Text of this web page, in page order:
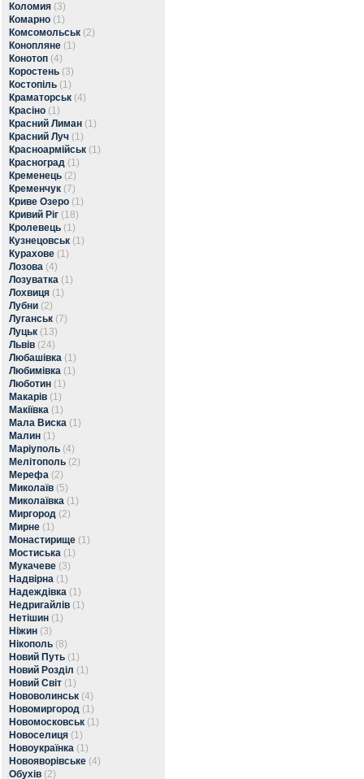
Коломия (3)
Комарно (1)
Комсомольськ (2)
Конопляне (1)
Конотоп (4)
Коростень (3)
Костопіль (1)
Краматорськ (4)
Красіно (1)
Красний Лиман (1)
Красний Луч (1)
Красноармійськ (1)
Красноград (1)
Кременець (2)
Кременчук (7)
Криве Озеро (1)
Кривий Ріг (18)
Кролевець (1)
Кузнецовськ (1)
Курахове (1)
Лозова (4)
Лозуватка (1)
Лохвиця (1)
Лубни (2)
Луганськ (7)
Луцьк (13)
Львів (24)
Любашівка (1)
Любимівка (1)
Люботин (1)
Макарів (1)
Макіївка (1)
Мала Виска (1)
Малин (1)
Маріуполь (4)
Мелітополь (2)
Мерефа (2)
Миколаїв (5)
Миколаївка (1)
Миргород (2)
Мирне (1)
Монастирище (1)
Мостиська (1)
Мукачеве (3)
Надвірна (1)
Надеждівка (1)
Недригайлів (1)
Нетішин (1)
Ніжин (3)
Нікополь (8)
Новий Путь (1)
Новий Розділ (1)
Новий Світ (1)
Нововолинськ (4)
Новомиргород (1)
Новомосковськ (1)
Новоселиця (1)
Новоукраїнка (1)
Новояворівське (4)
Обухів (2)